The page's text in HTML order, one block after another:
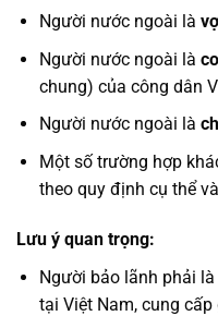
Người nước ngoài là
Người nước ngoài là
chung) của công dân
Người nước ngoài là
Một số trường hợp
theo quy định cụ thể
Lưu ý quan trọng:
Người bảo lãnh phải là
tại Việt Nam, cung